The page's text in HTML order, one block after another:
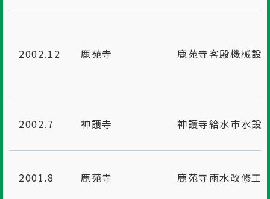
2002.12 鹿苑寺 鹿苑寺客殿機械設
2002.7 神護寺 神護寺給水市水設
2001.8 鹿苑寺 鹿苑寺雨水改修工